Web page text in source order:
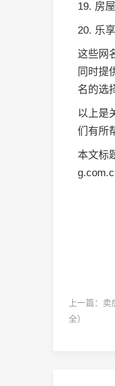
19. 房
20. 乐
这些网
同时提
名的选
以上是
们有所
本文标
上一篇： 卖
全）